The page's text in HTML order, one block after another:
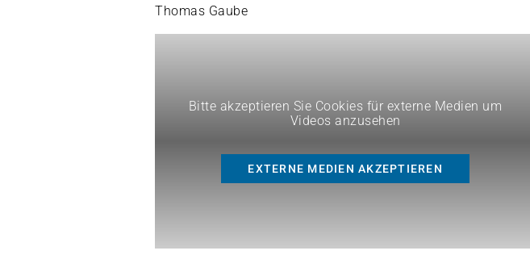
Thomas Gaube
Bitte akzeptieren Sie Cookies für externe Medien um
Videos anzusehen
EXTERNE MEDIEN AKZEPTIEREN